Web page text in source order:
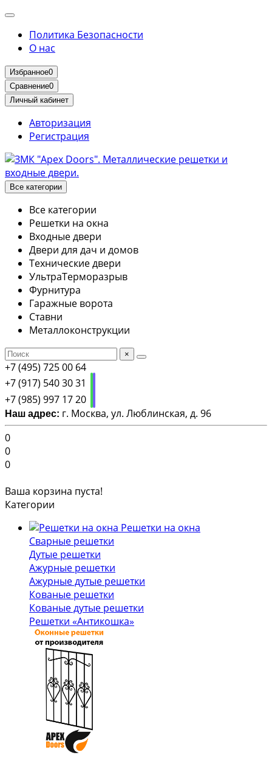
Политика Безопасности
О нас
Избранное0
Сравнение0
Личный кабинет
Авторизация
Регистрация
Все категории
Все категории
Решетки на окна
Входные двери
Двери для дач и домов
Технические двери
УльтраТерморазрыв
Фурнитура
Гаражные ворота
Ставни
Металлоконструкции
×
+7 (495) 725 00 64
+7 (917) 540 30 31
+7 (985) 997 17 20
Наш адрес: г. Москва, ул. Люблинская, д. 96
0
0
0
Ваша корзина пуста!
Категории
Решетки на окна
Сварные решетки
Дутые решетки
Ажурные решетки
Ажурные дутые решетки
Кованые решетки
Кованые дутые решетки
Решетки «Антикошка»